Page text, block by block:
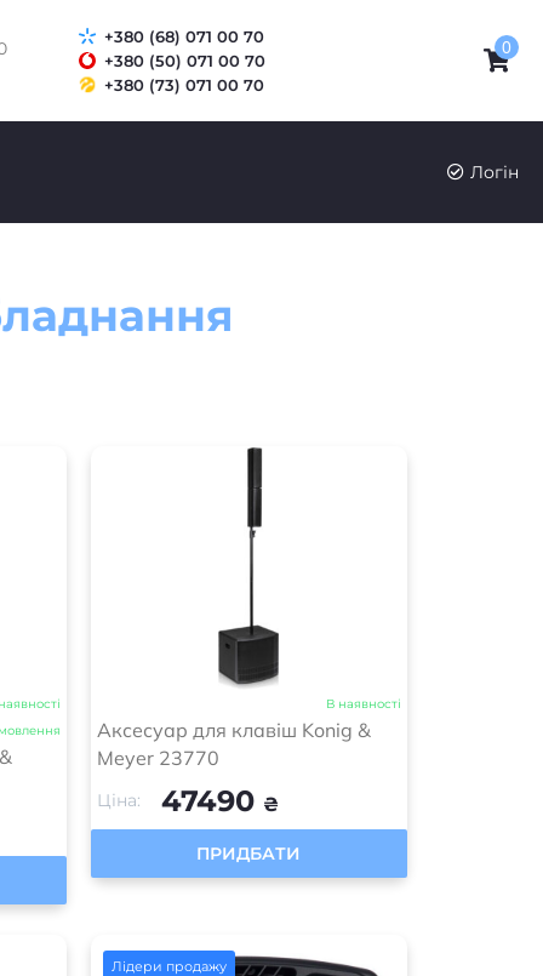
+380 (68) 071 00 70
+380 (50) 071 00 70
+380 (73) 071 00 70
0
Логін
В наявності
Аксесуар для клавіш Konig &
Meyer 23770
Ціна: 47490 ₴
ПРИДБАТИ
Лідери продажу